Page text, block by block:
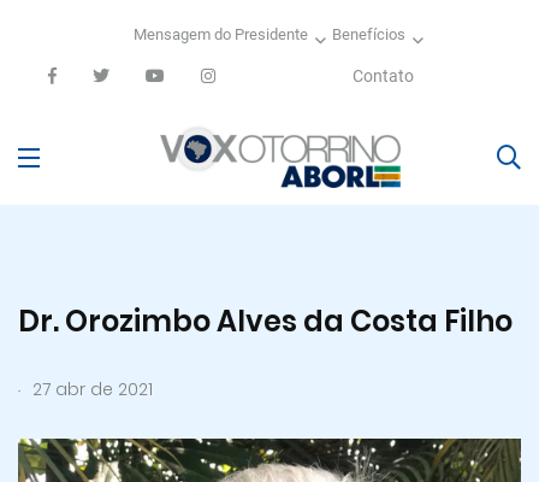
Mensagem do Presidente Benefícios
Contato
Dr. Orozimbo Alves da Costa Filho
. 27 abr de 2021